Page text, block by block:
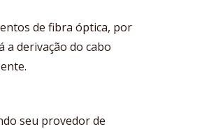
de fibra óptica, por
a derivação do cabo
seu provedor de